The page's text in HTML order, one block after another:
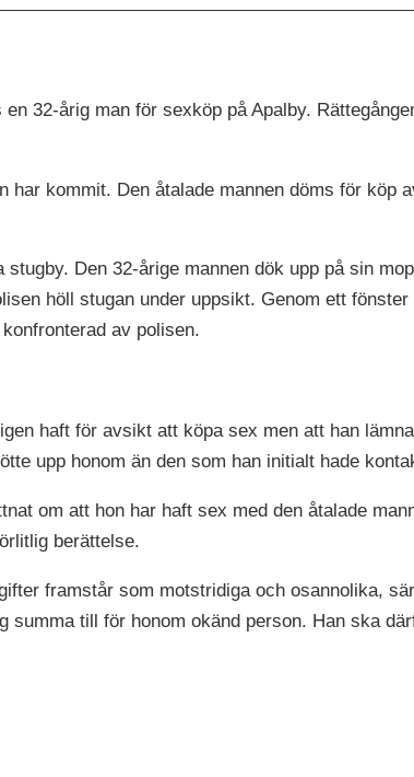
en 32-årig man för sexköp på Apalby.
har kommit. Den åtalade mannen döms för köp
Den 32-årige mannen dök upp på sin
höll stugan under uppsikt. Genom ett
av polisen.
haft för avsikt att köpa sex men att han
upp honom än den som han initialt hade
om att hon har haft sex med den åtalade
berättelse.
framstår som motstridiga och osannolika,
summa till för honom okänd person. Han ska